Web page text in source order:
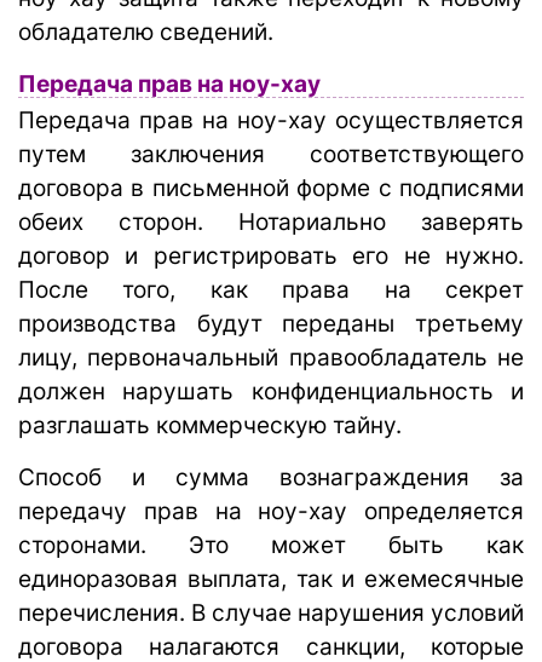
обладателю сведений.
Передача прав на ноу-хау
Передача прав на ноу-хау осуществляется
путем заключения соответствующего
договора в письменной форме с подписями
обеих сторон. Нотариально заверять
договор и регистрировать его не нужно.
После того, как права на секрет
производства будут переданы третьему
лицу, первоначальный правообладатель не
должен нарушать конфиденциальность и
разглашать коммерческую тайну.
Способ и сумма вознаграждения за
передачу прав на ноу-хау определяется
сторонами. Это может быть как
единоразовая выплата, так и ежемесячные
перечисления. В случае нарушения условий
договора налагаются санкции, которые